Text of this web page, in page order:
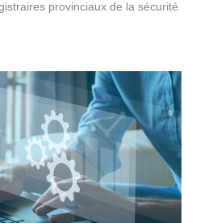
provinciaux de la sécurité